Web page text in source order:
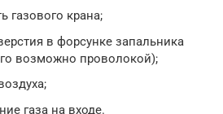
газового крана;
в форсунке запальника
возможно проволокой);
газа на входе.